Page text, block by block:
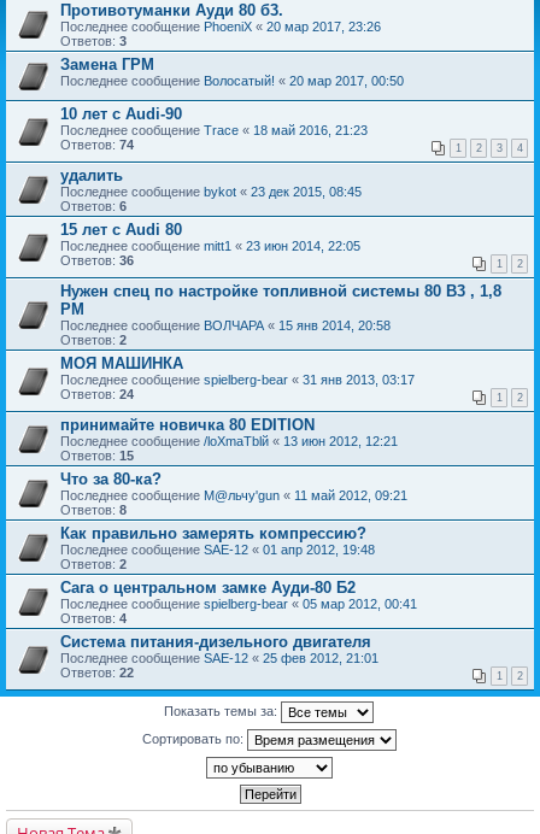
Противотуманки Ауди 80 б3.
Последнее сообщение PhoeniX « 20 мар 2017, 23:26
Ответов: 3
Замена ГРМ
Последнее сообщение Волосатый! « 20 мар 2017, 00:50
10 лет с Audi-90
Последнее сообщение Trace « 18 май 2016, 21:23
Ответов: 74 1 2 3 4
удалить
Последнее сообщение bykot « 23 дек 2015, 08:45
Ответов: 6
15 лет с Audi 80
Последнее сообщение mitt1 « 23 июн 2014, 22:05
Ответов: 36 1 2
Нужен спец по настройке топливной системы 80 В3 , 1,8
РМ
Последнее сообщение ВОЛЧАРА « 15 янв 2014, 20:58
Ответов: 2
МОЯ МАШИНКА
Последнее сообщение spielberg-bear « 31 янв 2013, 03:17
Ответов: 24 1 2
принимайте новичка 80 EDITION
Последнее сообщение /loXmaTblй « 13 июн 2012, 12:21
Ответов: 15
Что за 80-ка?
Последнее сообщение М@льчу'gun « 11 май 2012, 09:21
Ответов: 8
Как правильно замерять компрессию?
Последнее сообщение SAE-12 « 01 апр 2012, 19:48
Ответов: 2
Сага о центральном замке Ауди-80 Б2
Последнее сообщение spielberg-bear « 05 мар 2012, 00:41
Ответов: 4
Система питания-дизельного двигателя
Последнее сообщение SAE-12 « 25 фев 2012, 21:01
Ответов: 22 1 2
Показать темы за:
Сортировать по: